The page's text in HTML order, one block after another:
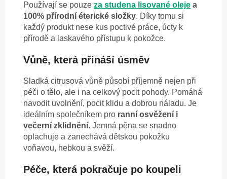
Používají se pouze za studena lisované oleje a
100% přírodní éterické složky. Díky tomu si
každý produkt nese kus poctivé práce, úcty k
přírodě a laskavého přístupu k pokožce.
Vůně, která přináší úsměv
Sladká citrusová vůně působí příjemně nejen při
péči o tělo, ale i na celkový pocit pohody. Pomáhá
navodit uvolnění, pocit klidu a dobrou náladu. Je
ideálním společníkem pro ranní osvěžení i
večerní zklidnění. Jemná pěna se snadno
oplachuje a zanechává dětskou pokožku
voňavou, hebkou a svěží.
Péče, která pokračuje po koupeli